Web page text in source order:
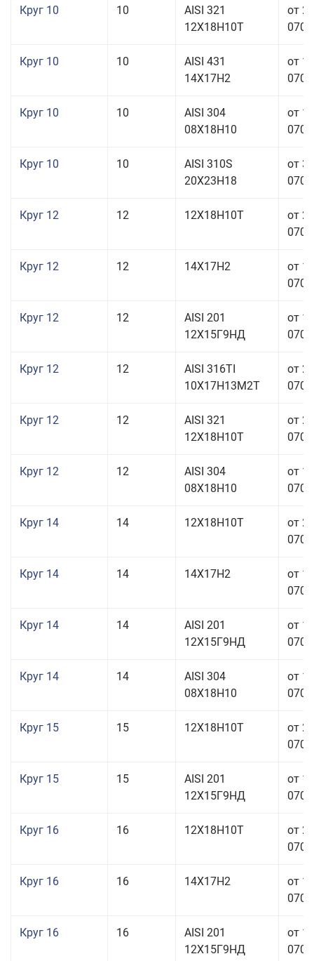
Круг 10 10
AISI 321
12Х18Н10Т
от
Круг 10 10
AISI 431
14Х17Н2
от
Круг 10 10
AISI 304
08Х18Н10
от
Круг 10 10
AISI 310S
20Х23Н18
от
Круг 12 12 12Х18Н10Т
от
Круг 12 12 14Х17Н2
от
Круг 12 12
AISI 201
12Х15Г9НД
от
Круг 12 12
AISI 316TI
10Х17Н13М2Т
от
Круг 12 12
AISI 321
12Х18Н10Т
от
Круг 12 12
AISI 304
08Х18Н10
от
Круг 14 14 12Х18Н10Т
от
Круг 14 14 14Х17Н2
от
Круг 14 14
AISI 201
12Х15Г9НД
от
Круг 14 14
AISI 304
08Х18Н10
от
Круг 15 15 12Х18Н10Т
от
Круг 15 15
AISI 201
12Х15Г9НД
от
Круг 16 16 12Х18Н10Т
от
Круг 16 16 14Х17Н2
от
Круг 16 16
AISI 201
12Х15Г9НД
от